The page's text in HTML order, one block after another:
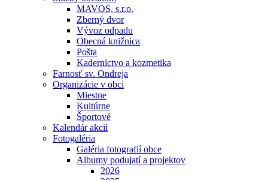
MAVOS, s.r.o.
Zberný dvor
Vývoz odpadu
Obecná knižnica
Pošta
Kaderníctvo a kozmetika
Farnosť sv. Ondreja
Organizácie v obci
Miestne
Kultúrne
Športové
Kalendár akcií
Fotogaléria
Galéria fotografií obce
Albumy podujatí a projektov
2026